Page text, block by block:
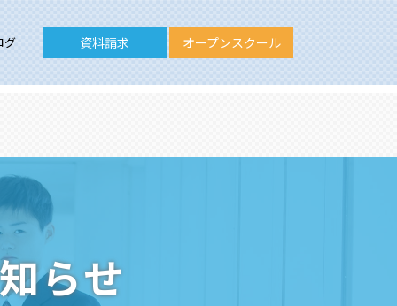
グ 資料請求 オープンスクール
らせ